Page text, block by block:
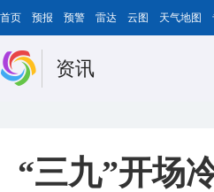
首页 预报 预警 雷达 云图 天气地图
资讯
“三九”开场